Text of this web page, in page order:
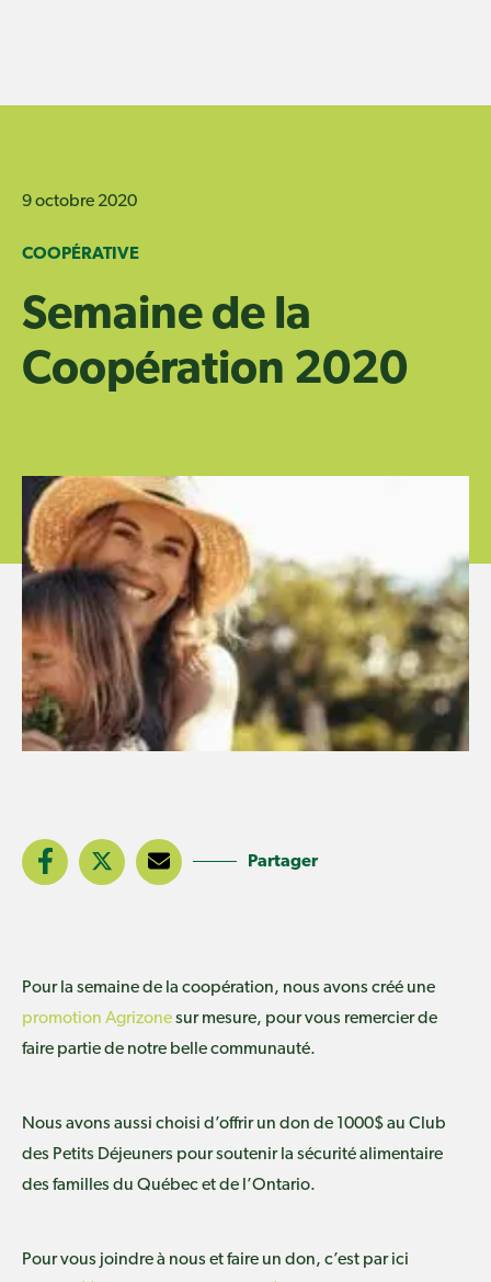
9 octobre 2020
COOPÉRATIVE
Semaine de la
Coopération 2020
Partager
Pour la semaine de la coopération, nous avons créé une
promotion Agrizonesur mesure, pour vous remercier de
faire partie de notre belle communauté.
Nous avons aussi choisi d’offrir un don de 1000$ au Club
des Petits Déjeuners pour soutenir la sécurité alimentaire
des familles du Québec et de l’Ontario.
Pour vous joindre à nous et faire un don, c’est par ici